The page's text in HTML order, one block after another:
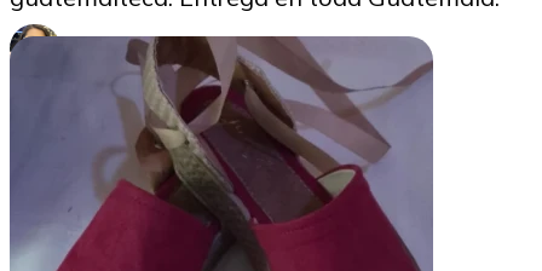
Marysabel Aldana
18/09/2025